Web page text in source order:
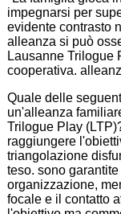
impegnarsi per
evidente contrasto
alleanza si può
Lausanne Trilogue
cooperativa.
Quale delle
un'alleanza
Trilogue Play
raggiungere
triangolazione
teso. sono
organizzazione,
focale e il contatto